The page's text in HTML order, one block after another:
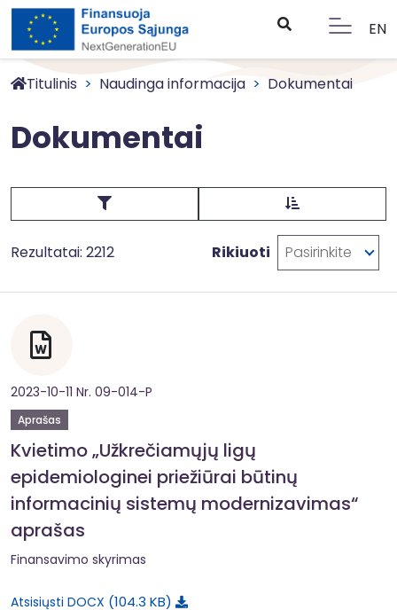
EN
Titulinis Naudinga informacija Dokumentai
Dokumentai
Rezultatai: 2212 Rikiuoti Pasirinkite
2023-10-11 Nr. 09-014-P
Aprašas
Kvietimo „Užkrečiamųjų ligų
epidemiologinei priežiūrai būtinų
informacinių sistemų modernizavimas“
aprašas
Finansavimo skyrimas
Atsisiųsti DOCX 104.3 KB